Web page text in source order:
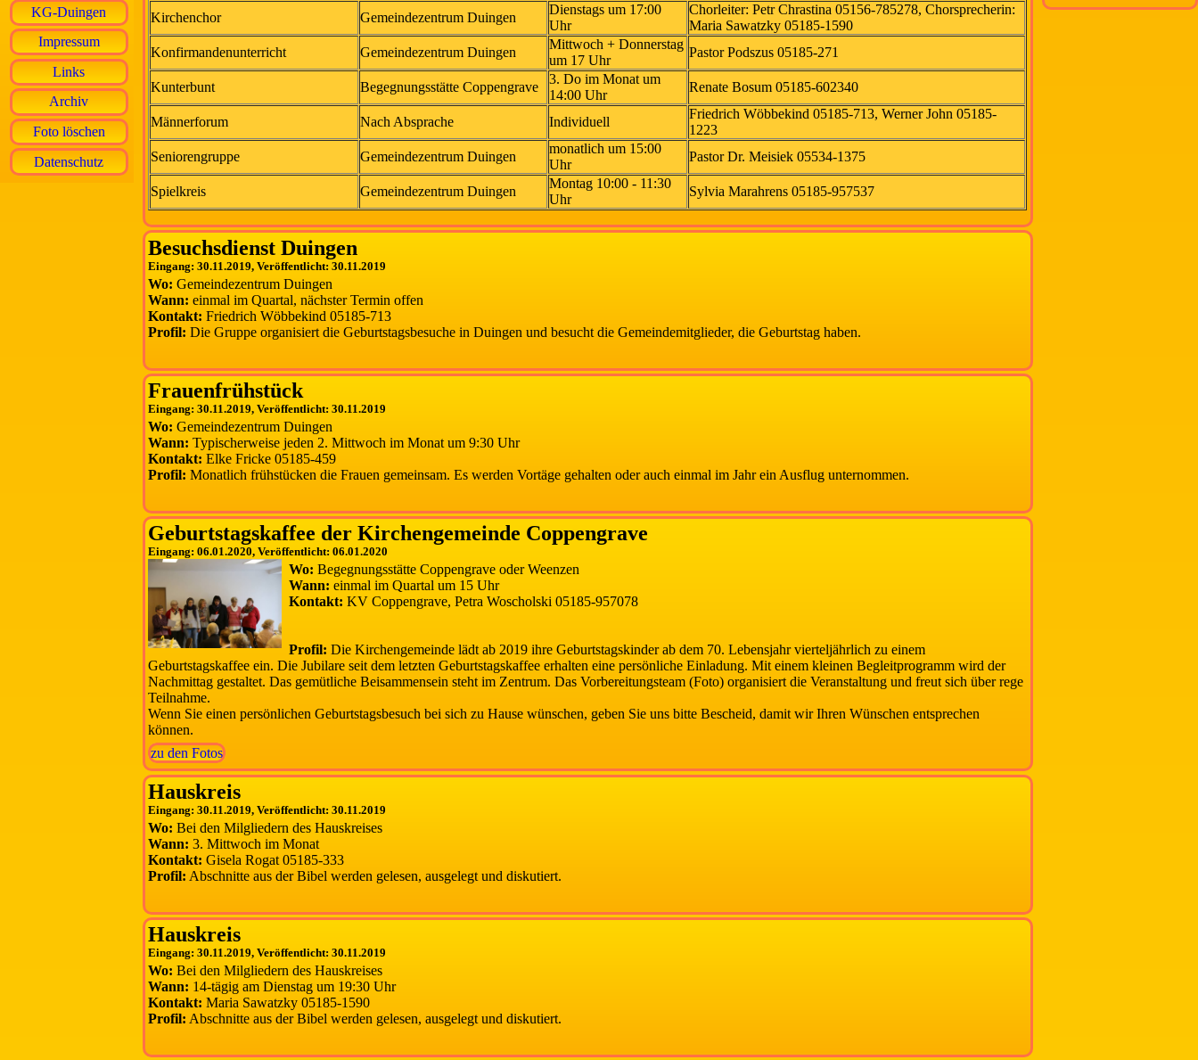
KG-Duingen
Impressum
Links
Archiv
Foto löschen
Datenschutz
Kirchenchor
Gemeindezentrum Duingen
Dienstags um 17:00
Uhr
Chorleiter: Petr Chrastina 05156-785278, Chorsprecherin:
Maria Sawatzky 05185-1590
Konfirmandenunterricht
Gemeindezentrum Duingen
Mittwoch + Donnerstag
um 17 Uhr
Pastor Podszus 05185-271
Kunterbunt Begegnungsstätte Coppengrave
3. Do im Monat um
14:00 Uhr
Renate Bosum 05185-602340
Männerforum Nach Absprache Individuell
Friedrich Wöbbekind 05185-713, Werner John 05185-
1223
Seniorengruppe
Gemeindezentrum Duingen
monatlich um 15:00
Uhr
Pastor Dr. Meisiek 05534-1375
Spielkreis Gemeindezentrum Duingen
Montag 10:00 - 11:30
Uhr
Sylvia Marahrens 05185-957537
Besuchsdienst Duingen
Eingang: 30.11.2019, Veröffentlicht: 30.11.2019
Wo: Gemeindezentrum Duingen
Wann: einmal im Quartal, nächster Termin offen
Kontakt: Friedrich Wöbbekind 05185-713
Profil: Die Gruppe organisiert die Geburtstagsbesuche in Duingen und besucht die Gemeindemitglieder, die Geburtstag haben.
Frauenfrühstück
Eingang: 30.11.2019, Veröffentlicht: 30.11.2019
Wo: Gemeindezentrum Duingen
Wann: Typischerweise jeden 2. Mittwoch im Monat um 9:30 Uhr
Kontakt: Elke Fricke 05185-459
Profil: Monatlich frühstücken die Frauen gemeinsam. Es werden Vortäge gehalten oder auch einmal im Jahr ein Ausflug unternommen.
Geburtstagskaffee der Kirchengemeinde Coppengrave
Eingang: 06.01.2020, Veröffentlicht: 06.01.2020
Wo: Begegnungsstätte Coppengrave oder Weenzen
Wann: einmal im Quartal um 15 Uhr
Kontakt: KV Coppengrave, Petra Woscholski 05185-957078
Profil: Die Kirchengemeinde lädt ab 2019 ihre Geburtstagskinder ab dem 70. Lebensjahr vierteljährlich zu einem
Geburtstagskaffee ein. Die Jubilare seit dem letzten Geburtstagskaffee erhalten eine persönliche Einladung. Mit einem kleinen Begleitprogramm wird der
Nachmittag gestaltet. Das gemütliche Beisammensein steht im Zentrum. Das Vorbereitungsteam (Foto) organisiert die Veranstaltung und freut sich über rege
Teilnahme.
Wenn Sie einen persönlichen Geburtstagsbesuch bei sich zu Hause wünschen, geben Sie uns bitte Bescheid, damit wir Ihren Wünschen entsprechen
können.
zu den Fotos
Hauskreis
Eingang: 30.11.2019, Veröffentlicht: 30.11.2019
Wo: Bei den Milgliedern des Hauskreises
Wann: 3. Mittwoch im Monat
Kontakt: Gisela Rogat 05185-333
Profil: Abschnitte aus der Bibel werden gelesen, ausgelegt und diskutiert.
Hauskreis
Eingang: 30.11.2019, Veröffentlicht: 30.11.2019
Wo: Bei den Milgliedern des Hauskreises
Wann: 14-tägig am Dienstag um 19:30 Uhr
Kontakt: Maria Sawatzky 05185-1590
Profil: Abschnitte aus der Bibel werden gelesen, ausgelegt und diskutiert.